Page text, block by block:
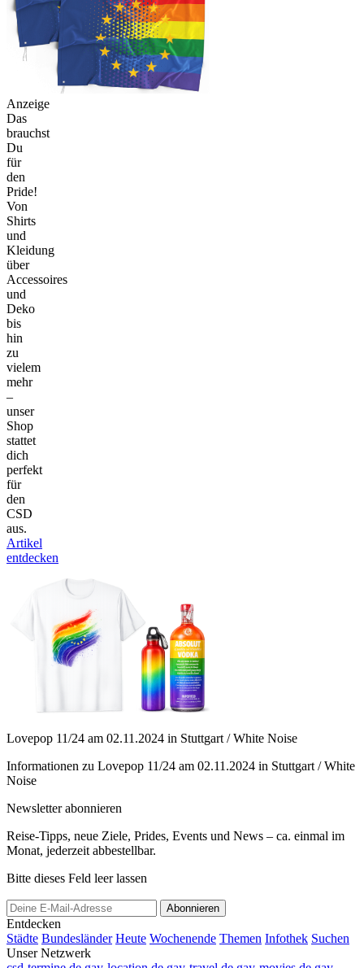
Anzeige
Das
brauchst
Du
für
den
Pride!
Von
Shirts
und
Kleidung
über
Accessoires
und
Deko
bis
hin
zu
vielem
mehr
–
unser
Shop
stattet
dich
perfekt
für
den
CSD
aus.
Artikel
entdecken
Lovepop 11/24 am 02.11.2024 in Stuttgart / White Noise
Informationen zu Lovepop 11/24 am 02.11.2024 in Stuttgart / White
Noise
Newsletter abonnieren
Reise-Tipps, neue Ziele, Prides, Events und News – ca. einmal im
Monat, jederzeit abbestellbar.
Bitte dieses Feld leer lassen
Abonnieren
Entdecken
Städte Bundesländer Heute Wochenende Themen Infothek Suchen
Unser Netzwerk